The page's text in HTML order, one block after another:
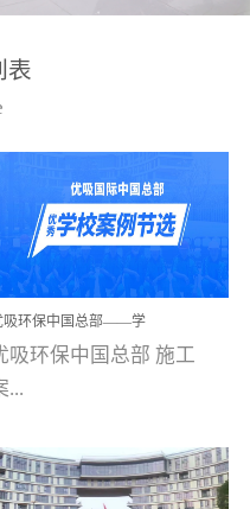
高技能的团队。汇聚了众
取得了多项产品技术专利
和多项国家版权局著作
权，获得高新技术企业称
号。生产优势自主生产自
给自足，优吸公司于2015
在广州番禺区成功建立产
品线生产基地，工厂拥有
自动化生产设备和成熟的
选择源头源材料、严控产
品质量，我们每一批的生
表
吸环保中国总部——学
施工案例(节选)
吸环保中国总部 施工
...
(学校工装节选)广州南沙